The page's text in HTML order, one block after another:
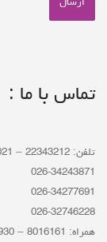
تماس با ما :
تلفن: 22343212 – 021
026-34243871
026-34277691
026-32746228
همراه: 8016161 – 0930